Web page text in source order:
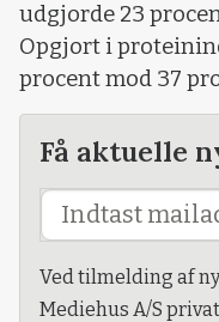
udgjorde 23
Opgjort i
procent mod 37
Få aktuelle
Ved tilmelding af
Mediehus A/S